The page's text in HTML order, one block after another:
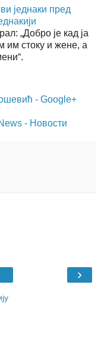
једнаки пред
„Добро је кад ја
им стоку и жене, а
- Google+
- Новости
›